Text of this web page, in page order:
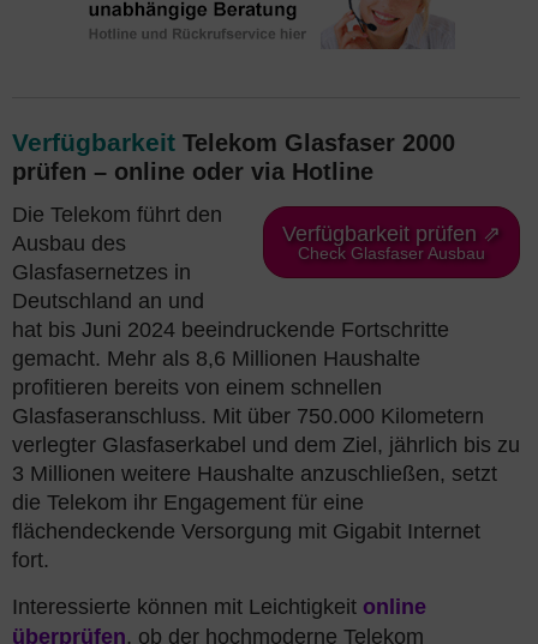
Verfügbarkeit Telekom Glasfaser 2000
prüfen – online oder via Hotline
Verfügbarkeit prüfen ⇗
Check Glasfaser Ausbau
Die Telekom führt den
Ausbau des
Glasfasernetzes in
Deutschland an und
hat bis Juni 2024 beeindruckende Fortschritte
gemacht. Mehr als 8,6 Millionen Haushalte
profitieren bereits von einem schnellen
Glasfaseranschluss. Mit über 750.000 Kilometern
verlegter Glasfaserkabel und dem Ziel, jährlich bis zu
3 Millionen weitere Haushalte anzuschließen, setzt
die Telekom ihr Engagement für eine
flächendeckende Versorgung mit Gigabit Internet
fort.
Interessierte können mit Leichtigkeit online
überprüfen, ob der hochmoderne Telekom